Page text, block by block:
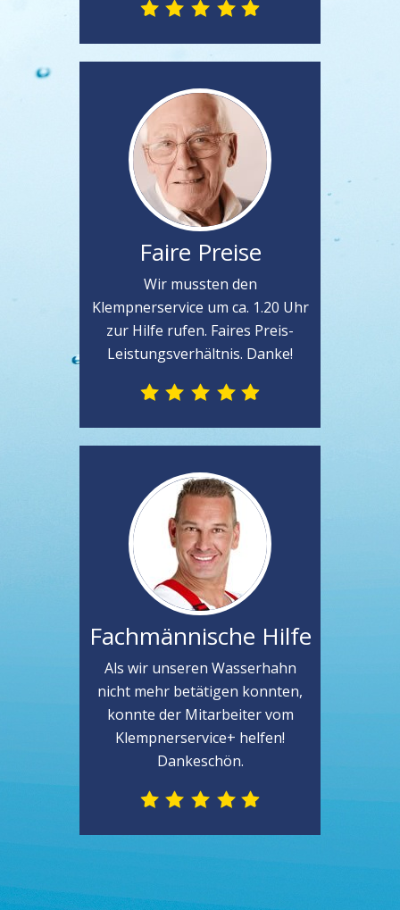
Faire Preise
Wir mussten den
Klempnerservice um ca. 1.20 Uhr
zur Hilfe rufen. Faires Preis-
Leistungsverhältnis. Danke!
Fachmännische Hilfe
Als wir unseren Wasserhahn
nicht mehr betätigen konnten,
konnte der Mitarbeiter vom
Klempnerservice+ helfen!
Dankeschön.